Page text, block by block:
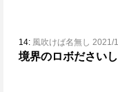
14: 風吹けば名無し 2021/
境界のロボださいし